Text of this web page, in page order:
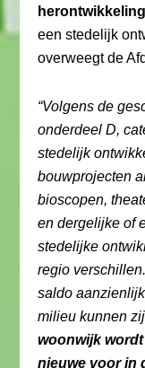
een stedelijk
overweegt de
“Volgens de
onderdeel D,
stedelijk
bouwprojecten
bioscopen,
en dergelijke of
stedelijke
regio
saldo
milieu kunnen
woonwijk
nieuwe voor in